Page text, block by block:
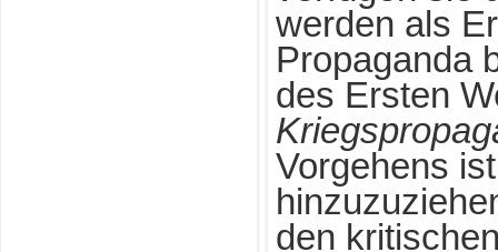
werden als
Propaganda
des Ersten
Vorgehens
den